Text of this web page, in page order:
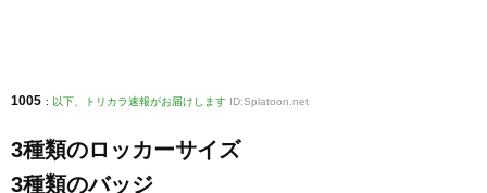
1005 : 以下、トリカラ速報がお届けします ID:Splatoon.net
3種類のロッカーサイズ
3種類のバッジ